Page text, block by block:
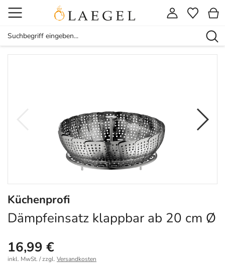
Küchenprofi
Dämpfeinsatz klappbar ab 20 cm Ø
16,99 €
inkl. MwSt. / zzgl. Versandkosten